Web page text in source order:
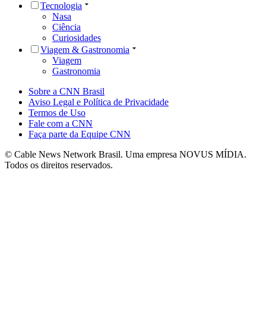
Tecnologia
Nasa
Ciência
Curiosidades
Viagem & Gastronomia
Viagem
Gastronomia
Sobre a CNN Brasil
Aviso Legal e Política de Privacidade
Termos de Uso
Fale com a CNN
Faça parte da Equipe CNN
© Cable News Network Brasil. Uma empresa NOVUS MÍDIA.
Todos os direitos reservados.